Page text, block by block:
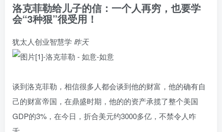
洛克菲勒给儿子的信：一个人再穷，也要学
会“3种狠”很受用！
犹太人创业智慧学 昨天
谈到洛克菲勒，相信很多人都会谈到他的财富，他的确有自
己的财富帝国，在鼎盛时期，他的的资产承揽了整个美国
GDP的3%，在今日，折合美元约3000多亿，不禁令人咋